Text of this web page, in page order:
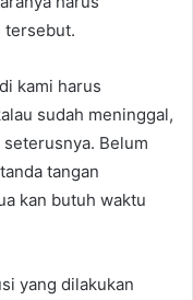
tersebut.
kami harus
sudah meninggal,
seterusnya. Belum
tangan
kan butuh waktu
yang dilakukan